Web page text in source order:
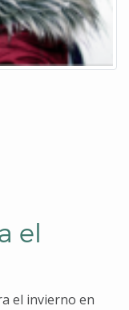
el
el invierno en